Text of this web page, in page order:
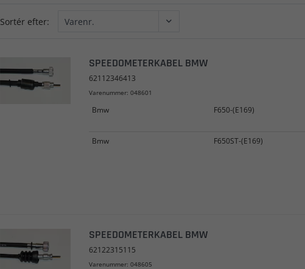
Sortér efter:
SPEEDOMETERKABEL BMW
62112346413
Varenummer: 048601
Bmw F650-(E169)
Bmw
F650ST-(E169)
SPEEDOMETERKABEL BMW
62122315115
Varenummer: 048605